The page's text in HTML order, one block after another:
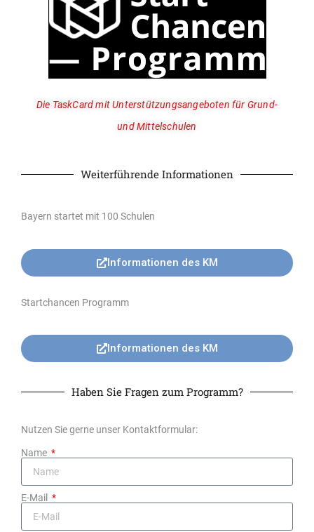
Die TaskCard mit Unterstützungsangeboten für Grund-
und Mittelschulen
Weiterführende Informationen
Bayern startet mit 100 Schulen
Informationen des KM
Startchancen Programm
Informationen des KM
Haben Sie Fragen zum Programm?
Nutzen Sie gerne unser Kontaktformular:
Name
E-Mail